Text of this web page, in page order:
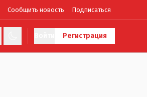
Сообщить новость Подписаться
Регистрация